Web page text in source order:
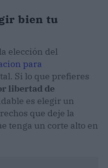
bien tu
elección del
para
Si lo que prefieres
libertad de
es elegir un
que deje la
tenga un corte alto en